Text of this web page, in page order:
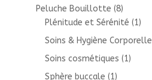
Peluche Bouillotte (8)
Plénitude et Sérénité (1)
Soins & Hygiène Corporelle
Soins cosmétiques (1)
Sphère buccale (1)